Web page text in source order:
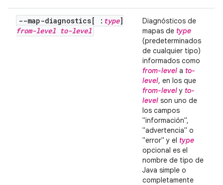
--map-diagnostics[ : type]
from-level to-level
Diagnósticos de
mapas de type
(predeterminados
de cualquier tipo)
informados como
from-level a to-
level, en los que
from-levely to-
level son uno de
los campos
"información",
"advertencia" o
"error" y el type
opcional es el
nombre de tipo de
Java simple o
completamente